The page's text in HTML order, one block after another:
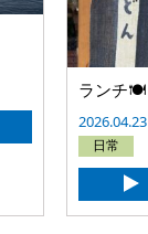
ランチ🍽
2026.04.23
日常